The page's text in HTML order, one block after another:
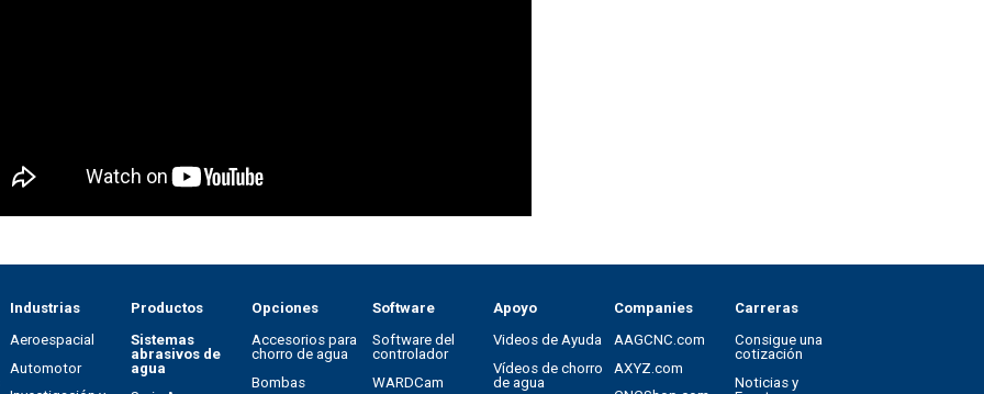
Industrias
Aeroespacial
Automotor
Productos
Sistemas
abrasivos de
agua
Opciones
Accesorios para
chorro de agua
Bombas
Software
Software del
controlador
WARDCam
Apoyo
Videos de Ayuda
Vídeos de chorro
de agua
Companies
AAGCNC.com
AXYZ.com
Carreras
Consigue una
cotización
Noticias y